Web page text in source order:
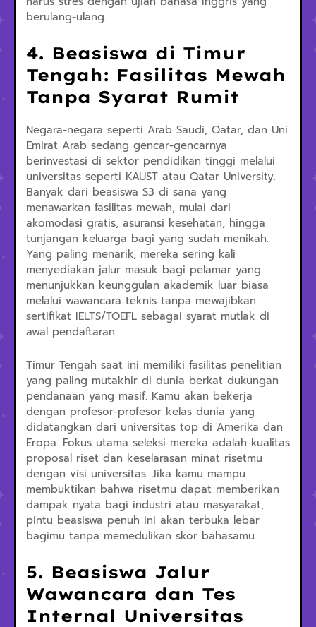
berulang-ulang.
4. Beasiswa di Timur
Tengah: Fasilitas Mewah
Tanpa Syarat Rumit
Negara-negara seperti Arab Saudi, Qatar, dan Uni
Emirat Arab sedang gencar-gencarnya
berinvestasi di sektor pendidikan tinggi melalui
universitas seperti KAUST atau Qatar University.
Banyak dari beasiswa S3 di sana yang
menawarkan fasilitas mewah, mulai dari
akomodasi gratis, asuransi kesehatan, hingga
tunjangan keluarga bagi yang sudah menikah.
Yang paling menarik, mereka sering kali
menyediakan jalur masuk bagi pelamar yang
menunjukkan keunggulan akademik luar biasa
melalui wawancara teknis tanpa mewajibkan
sertifikat IELTS/TOEFL sebagai syarat mutlak di
awal pendaftaran.
Timur Tengah saat ini memiliki fasilitas penelitian
yang paling mutakhir di dunia berkat dukungan
pendanaan yang masif. Kamu akan bekerja
dengan profesor-profesor kelas dunia yang
didatangkan dari universitas top di Amerika dan
Eropa. Fokus utama seleksi mereka adalah kualitas
proposal riset dan keselarasan minat risetmu
dengan visi universitas. Jika kamu mampu
membuktikan bahwa risetmu dapat memberikan
dampak nyata bagi industri atau masyarakat,
pintu beasiswa penuh ini akan terbuka lebar
bagimu tanpa memedulikan skor bahasamu.
5. Beasiswa Jalur
Wawancara dan Tes
Internal Universitas